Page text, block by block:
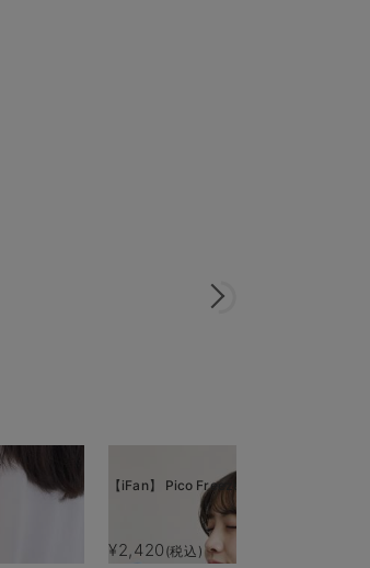
【iFan】 Pico Freeze
¥2,420 (税込)